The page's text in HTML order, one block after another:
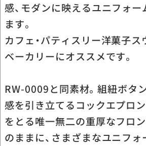
感、モダンに映えるユニフォ
ます。
カフェ・パティスリー洋菓子ス
ベーカリーにオススメです。
RW-0009と同素材。組紐ボタ
感を引き立てるコックエプロ
をとる唯一無二の重厚なフロ
のままに、さまざまなユニフ